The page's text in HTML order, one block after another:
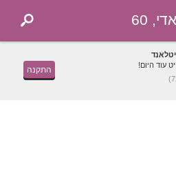
אדי, 60
עוד היום!
התקנה